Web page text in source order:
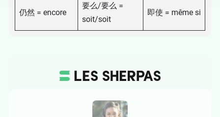
仍然 = encore
要么/要么 =
soit/soit
即使 = même si